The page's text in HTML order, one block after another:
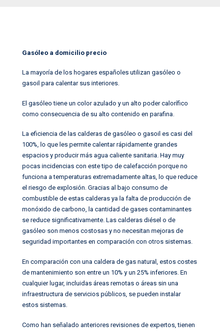
Gasóleo a domicilio precio
La mayoría de los hogares españoles utilizan gasóleo o
gasoil para calentar sus interiores.
El gasóleo tiene un color azulado y un alto poder calorífico
como consecuencia de su alto contenido en parafina.
La eficiencia de las calderas de gasóleo o gasoil es casi del
100%, lo que les permite calentar rápidamente grandes
espacios y producir más agua caliente sanitaria. Hay muy
pocas incidencias con este tipo de calefacción porque no
funciona a temperaturas extremadamente altas, lo que reduce
el riesgo de explosión. Gracias al bajo consumo de
combustible de estas calderas ya la falta de producción de
monóxido de carbono, la cantidad de gases contaminantes
se reduce significativamente. Las calderas diésel o de
gasóleo son menos costosas y no necesitan mejoras de
seguridad importantes en comparación con otros sistemas.
En comparación con una caldera de gas natural, estos costes
de mantenimiento son entre un 10% y un 25% inferiores. En
cualquier lugar, incluidas áreas remotas o áreas sin una
infraestructura de servicios públicos, se pueden instalar
estos sistemas.
Como han señalado anteriores revisiones de expertos, tienen